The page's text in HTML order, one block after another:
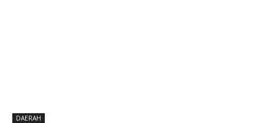
DAERAH